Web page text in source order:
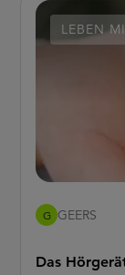
LEBEN
G GEERS
Das